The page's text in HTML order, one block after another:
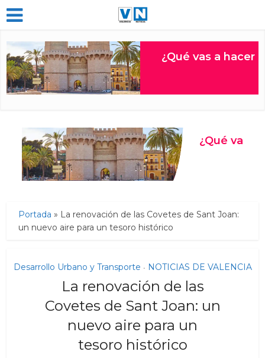
Portada » La renovación de las Covetes de Sant Joan:
un nuevo aire para un tesoro histórico
Desarrollo Urbano y Transporte • NOTICIAS DE VALENCIA
La renovación de las
Covetes de Sant Joan: un
nuevo aire para un
tesoro histórico